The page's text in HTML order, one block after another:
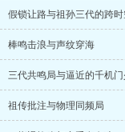
九根镇魂钉的大红棺
假锁让路与祖孙三代的跨时
棒鸣击浪与声纹穿海
三代共鸣局与逼近的千机门
祖传批注与物理同频局